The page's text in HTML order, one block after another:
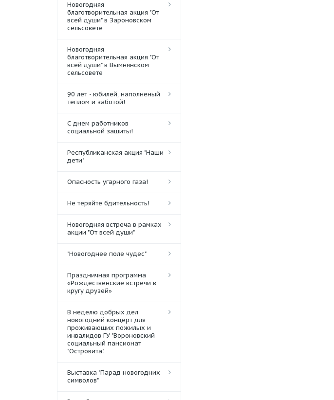
Новогодняя
благотворительная акция "От
всей души" в Зароновском
сельсовете
Новогодняя
благотворительная акция "От
всей души" в Вымнянском
сельсовете
90 лет - юбилей, наполненый
теплом и заботой!
С днем работников
социальной защиты!
Республиканская акция "Наши
дети"
Опасность угарного газа!
Не теряйте бдительность!
Новогодняя встреча в рамках
акции "От всей души"
"Новогоднее поле чудес"
Праздничная программа
«Рождественские встречи в
кругу друзей»
В неделю добрых дел
новогодний концерт для
проживающих пожилых и
инвалидов ГУ "Вороновский
социальный пансионат
"Островита".
Выставка "Парад новогодних
символов"